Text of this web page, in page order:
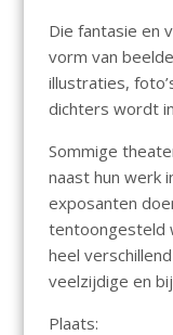
Die fantasie en
vorm van
illustraties,
dichters wordt
Sommige
naast hun werk
exposanten
tentoongesteld
heel
veelzijdige en
Plaats: